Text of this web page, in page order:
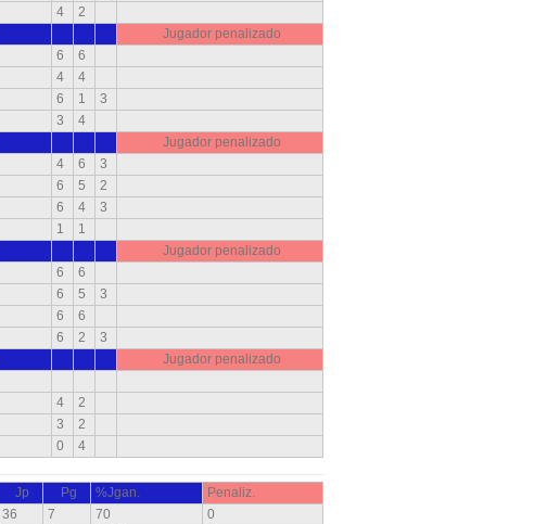
4
2
Jugador penalizado
6
6
4
4
6 1
3
3
4
Jugador penalizado
4 6
3
6 5
2
6 4
3
1
1
Jugador penalizado
6
6
6 5
3
6
6
6 2
3
Jugador penalizado
4
2
3
2
0 4
Jp Pg %Jgan.
Penaliz.
36 7 70
0